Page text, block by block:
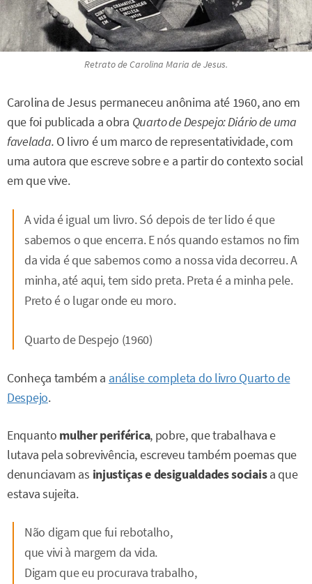
Retrato de Carolina Maria de Jesus.
Carolina de Jesus permaneceu anônima até 1960, ano em
que foi publicada a obra Quarto de Despejo: Diário de uma
favelada. O livro é um marco de representatividade, com
uma autora que escreve sobre e a partir do contexto social
em que vive.
A vida é igual um livro. Só depois de ter lido é que
sabemos o que encerra. E nós quando estamos no fim
da vida é que sabemos como a nossa vida decorreu. A
minha, até aqui, tem sido preta. Preta é a minha pele.
Preto é o lugar onde eu moro.
Quarto de Despejo (1960)
Conheça também a análise completa do livro Quarto de
Despejo.
Enquanto mulher periférica, pobre, que trabalhava e
lutava pela sobrevivência, escreveu também poemas que
denunciavam as injustiças e desigualdades sociaisa que
estava sujeita.
Não digam que fui rebotalho,
que vivi à margem da vida.
Digam que eu procurava trabalho,